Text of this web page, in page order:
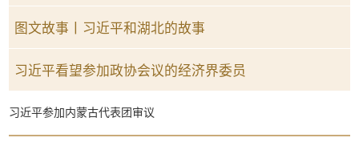
图文故事丨习近平和湖北的故事
习近平看望参加政协会议的经济界委员
习近平参加内蒙古代表团审议